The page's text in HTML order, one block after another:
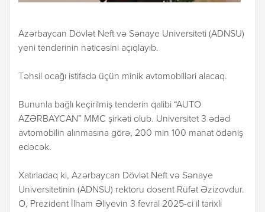
Azərbaycan Dövlət Neft və Sənaye Universiteti (ADNSU)
yeni tenderinin nəticəsini açıqlayıb.
Təhsil ocağı istifadə üçün minik avtomobilləri alacaq.
Bununla bağlı keçirilmiş tenderin qalibi “AUTO
AZƏRBAYCAN” MMC şirkəti olub. Universitet 3 ədəd
avtomobilin alınmasına görə, 200 min 100 manat ödəniş
edəcək.
Xatırladaq ki, Azərbaycan Dövlət Neft və Sənaye
Universitetinin (ADNSU) rektoru dosent Rüfət Əzizovdur.
O, Prezident İlham Əliyevin 3 fevral 2025-ci il tarixli